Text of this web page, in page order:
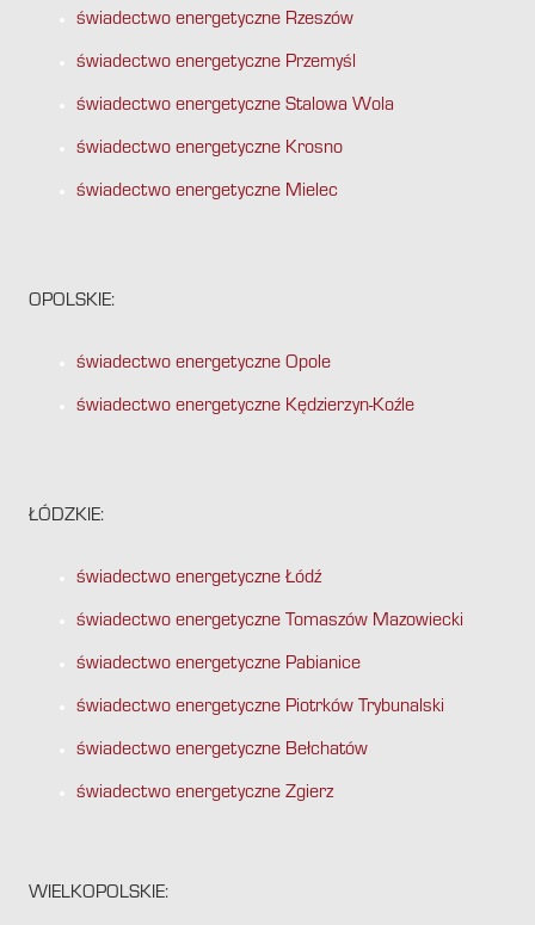
świadectwo energetyczne Rzeszów
świadectwo energetyczne Przemyśl
świadectwo energetyczne Stalowa Wola
świadectwo energetyczne Krosno
świadectwo energetyczne Mielec
OPOLSKIE:
świadectwo energetyczne Opole
świadectwo energetyczne Kędzierzyn-Koźle
ŁÓDZKIE:
świadectwo energetyczne Łódź
świadectwo energetyczne Tomaszów Mazowiecki
świadectwo energetyczne Pabianice
świadectwo energetyczne Piotrków Trybunalski
świadectwo energetyczne Bełchatów
świadectwo energetyczne Zgierz
WIELKOPOLSKIE: